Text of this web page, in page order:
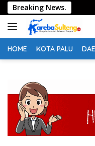
Langsung
ke
konten
Breaking News.
Digital Semarak
HOME KOTA PALU